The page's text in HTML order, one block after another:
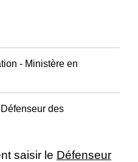
- Ministère en
des
saisir le Défenseur